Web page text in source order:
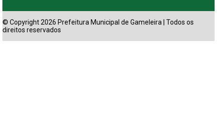
© Copyright 2026 Prefeitura Municipal de Gameleira | Todos os
direitos reservados